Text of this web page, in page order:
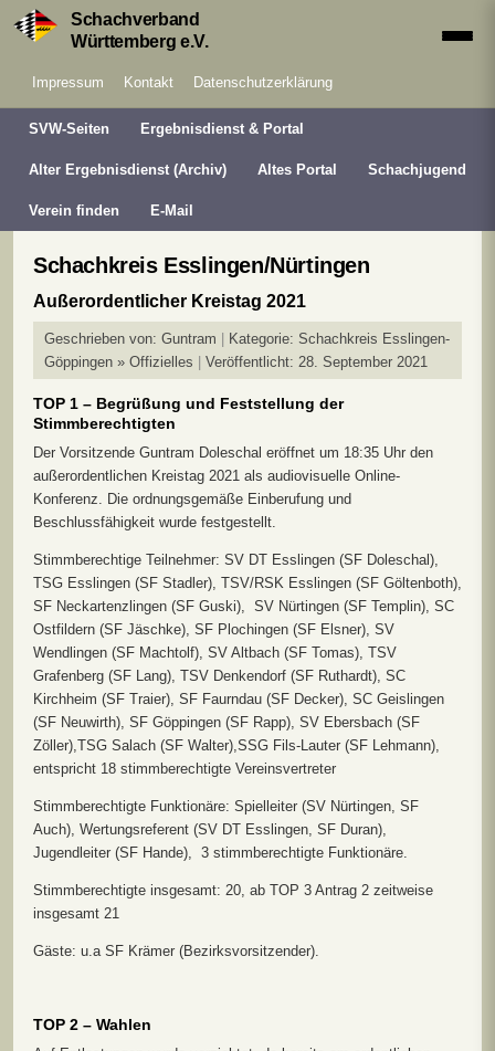
Schachverband
Württemberg e.V.
Impressum Kontakt Datenschutzerklärung
SVW-Seiten Ergebnisdienst & Portal
Alter Ergebnisdienst (Archiv) Altes Portal Schachjugend
Verein finden E-Mail
Schachkreis Esslingen/Nürtingen
Außerordentlicher Kreistag 2021
Geschrieben von: Guntram Kategorie: Schachkreis Esslingen-
Göppingen » Offizielles
Veröffentlicht: 28. September 2021
TOP 1 – Begrüßung und Feststellung der
Stimmberechtigten
Der Vorsitzende Guntram Doleschal eröffnet um 18:35 Uhr den
außerordentlichen Kreistag 2021 als audiovisuelle Online-
Konferenz. Die ordnungsgemäße Einberufung und
Beschlussfähigkeit wurde festgestellt.
Stimmberechtige Teilnehmer: SV DT Esslingen (SF Doleschal),
TSG Esslingen (SF Stadler), TSV/RSK Esslingen (SF Göltenboth),
SF Neckartenzlingen (SF Guski), SV Nürtingen (SF Templin), SC
Ostfildern (SF Jäschke), SF Plochingen (SF Elsner), SV
Wendlingen (SF Machtolf), SV Altbach (SF Tomas), TSV
Grafenberg (SF Lang), TSV Denkendorf (SF Ruthardt), SC
Kirchheim (SF Traier), SF Faurndau (SF Decker), SC Geislingen
(SF Neuwirth), SF Göppingen (SF Rapp), SV Ebersbach (SF
Zöller),TSG Salach (SF Walter),SSG Fils-Lauter (SF Lehmann),
entspricht 18 stimmberechtigte Vereinsvertreter
Stimmberechtigte Funktionäre: Spielleiter (SV Nürtingen, SF
Auch), Wertungsreferent (SV DT Esslingen, SF Duran),
Jugendleiter (SF Hande), 3 stimmberechtigte Funktionäre.
Stimmberechtigte insgesamt: 20, ab TOP 3 Antrag 2 zeitweise
insgesamt 21
Gäste: u.a SF Krämer (Bezirksvorsitzender).
TOP 2 – Wahlen